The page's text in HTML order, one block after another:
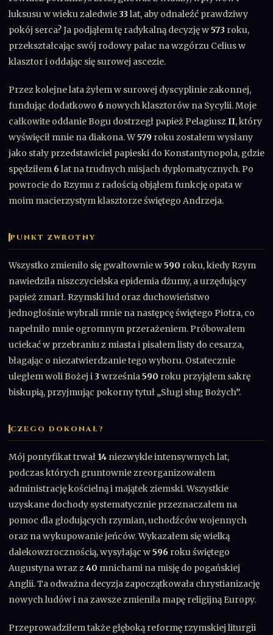
luksusu w wieku zaledwie 33lat, aby odnaleźć prawdziwy
pokój serca? Ja podjąłem tę radykalną decyzję w573 roku,
przekształcając swój rodowy pałac na wzgórzu Celius w
klasztor i oddając się surowej ascezie.
Przez kolejne lata żyłem w surowej dyscyplinie zakonnej,
fundując dodatkowo 6 nowych klasztorów na Sycylii. Moje
całkowite oddanie Bogu dostrzegł papież PelagiuszII, który
wyświęcił mnie na diakona. W579 roku zostałem wysłany
jako stały przedstawiciel papieski do Konstantynopola, gdzie
spędziłem 6lat na trudnych misjach dyplomatycznych. Po
powrocie do Rzymu z radością objąłem funkcję opata w
moim macierzystym klasztorze świętego Andrzeja.
PUNKT ZWROTNY
Wszystko zmieniło się gwałtownie w590 roku, kiedy Rzym
nawiedziła niszczycielska epidemia dżumy, a urzędujący
papież zmarł. Rzymski lud oraz duchowieństwo
jednogłośnie wybrali mnie na następcę świętego Piotra, co
napełniło mnie ogromnym przerażeniem. Próbowałem
uciekać w przebraniu z miasta i pisałem listy do cesarza,
błagając o niezatwierdzanie tego wyboru. Ostatecznie
uległem woli Bożej i 3września590 roku przyjąłem sakrę
biskupią, przyjmując pokorny tytuł „Sługi sług Bożych”.
CZEGO DOKONAŁ?
Mój pontyfikat trwał 14 niezwykle intensywnych lat,
podczas których gruntownie zreorganizowałem
administrację kościelną i majątek ziemski. Wszystkie
uzyskane dochody systematycznie przeznaczałem na
pomoc dla głodujących rzymian, uchodźców wojennych
oraz na wykupowanie jeńców. Wykazałem się wielką
dalekowzrocznością, wysyłając w596 roku świętego
Augustyna wraz z40 mnichami na misję do pogańskiej
Anglii. Ta odważna decyzja zapoczątkowała chrystianizację
nowych ludów i na zawsze zmieniła mapę religijną Europy.
Przeprowadziłem także głęboką reformę rzymskiej liturgii